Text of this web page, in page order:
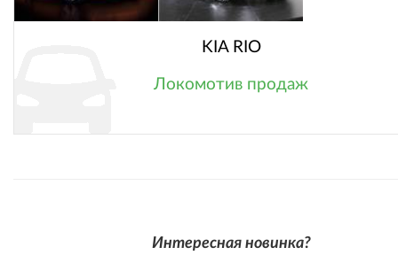
KIA RIO
Локомотив продаж
Интересная новинка?